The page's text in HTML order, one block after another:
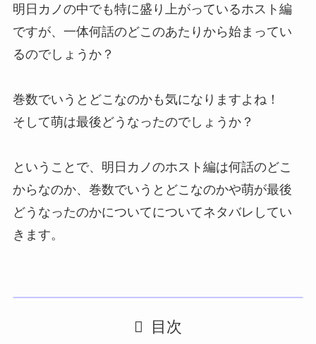
明日カノの中でも特に盛り上がっているホスト編
ですが、一体何話のどこのあたりから始まってい
るのでしょうか？
巻数でいうとどこなのかも気になりますよね！
そして萌は最後どうなったのでしょうか？
ということで、 明日カノのホスト編は何話のどこ
からなのか、巻数でいうとどこなのかや萌が最後
どうなったのかについてについてネタバレしてい
きます。
目次